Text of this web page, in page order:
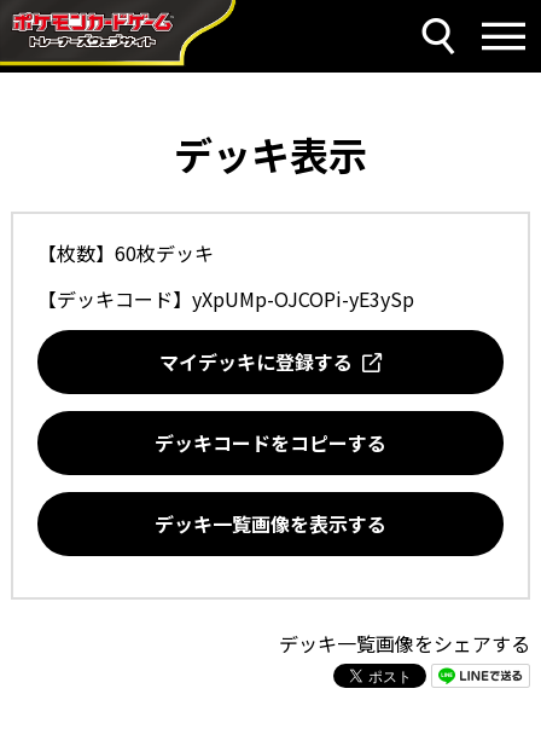
デッキ表示
【枚数】60枚デッキ
【デッキコード】 yXpUMp-OJCOPi-yE3ySp
マイデッキに登録する
デッキコードをコピーする
デッキ一覧画像を表示する
デッキ一覧画像をシェアする